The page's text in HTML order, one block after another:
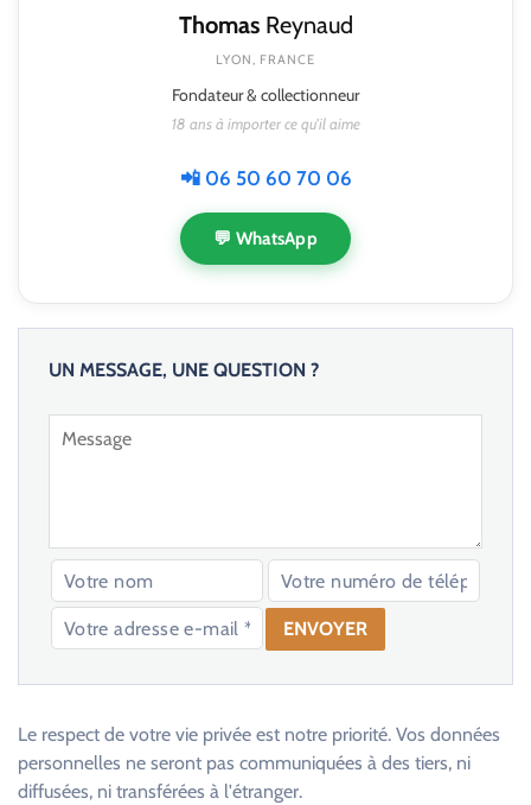
ThomasReynaud
LYON, FRANCE
Fondateur & collectionneur
18 ans à importer ce qu'il aime
📲 06 50 60 70 06
💬 WhatsApp
UN MESSAGE, UNE QUESTION ?
Le respect de votre vie privée est notre priorité. Vos données
personnelles ne seront pas communiquées à des tiers, ni
diffusées, ni transférées à l'étranger.